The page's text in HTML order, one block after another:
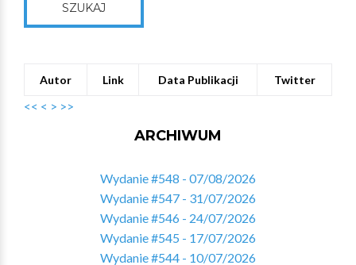
SZUKAJ
Autor Link Data Publikacji Twitter
<< < > >>
ARCHIWUM
Wydanie #548 - 07/08/2026
Wydanie #547 - 31/07/2026
Wydanie #546 - 24/07/2026
Wydanie #545 - 17/07/2026
Wydanie #544 - 10/07/2026